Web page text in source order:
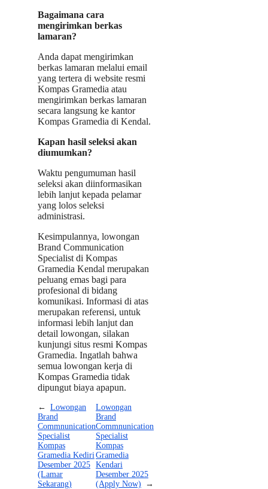
Bagaimana cara
mengirimkan berkas
lamaran?
Anda dapat mengirimkan
berkas lamaran melalui email
yang tertera di website resmi
Kompas Gramedia atau
mengirimkan berkas lamaran
secara langsung ke kantor
Kompas Gramedia di Kendal.
Kapan hasil seleksi akan
diumumkan?
Waktu pengumuman hasil
seleksi akan diinformasikan
lebih lanjut kepada pelamar
yang lolos seleksi
administrasi.
Kesimpulannya, lowongan
Brand Communication
Specialist di Kompas
Gramedia Kendal merupakan
peluang emas bagi para
profesional di bidang
komunikasi. Informasi di atas
merupakan referensi, untuk
informasi lebih lanjut dan
detail lowongan, silakan
kunjungi situs resmi Kompas
Gramedia. Ingatlah bahwa
semua lowongan kerja di
Kompas Gramedia tidak
dipungut biaya apapun.
← Lowongan
Brand
Commnunication
Specialist
Kompas
Gramedia Kediri
Desember 2025
(Lamar
Sekarang)
Lowongan
Brand
Commnunication
Specialist
Kompas
Gramedia
Kendari
Desember 2025
(Apply Now)
→